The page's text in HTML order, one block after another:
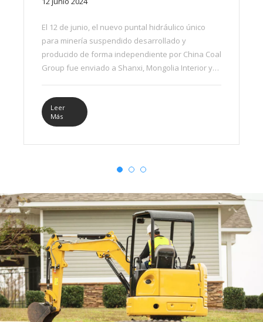
El 12 de junio, el nuevo puntal hidráulico único
para minería suspendido desarrollado y
producido de forma independiente por China Coal
Group fue enviado a Shanxi, Mongolia Interior y
frenesí de ventas.
Leer
Más